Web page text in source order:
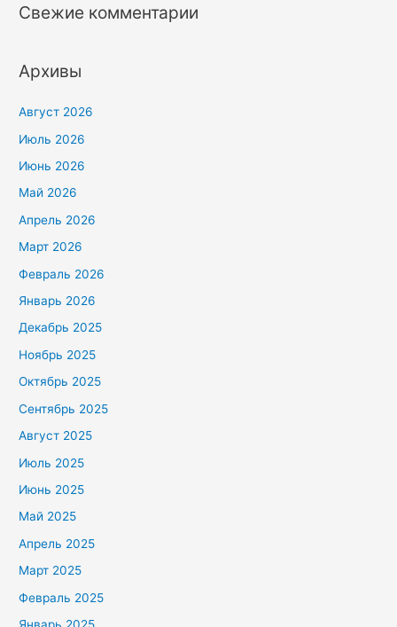
Свежие комментарии
Архивы
Август 2026
Июль 2026
Июнь 2026
Май 2026
Апрель 2026
Март 2026
Февраль 2026
Январь 2026
Декабрь 2025
Ноябрь 2025
Октябрь 2025
Сентябрь 2025
Август 2025
Июль 2025
Июнь 2025
Май 2025
Апрель 2025
Март 2025
Февраль 2025